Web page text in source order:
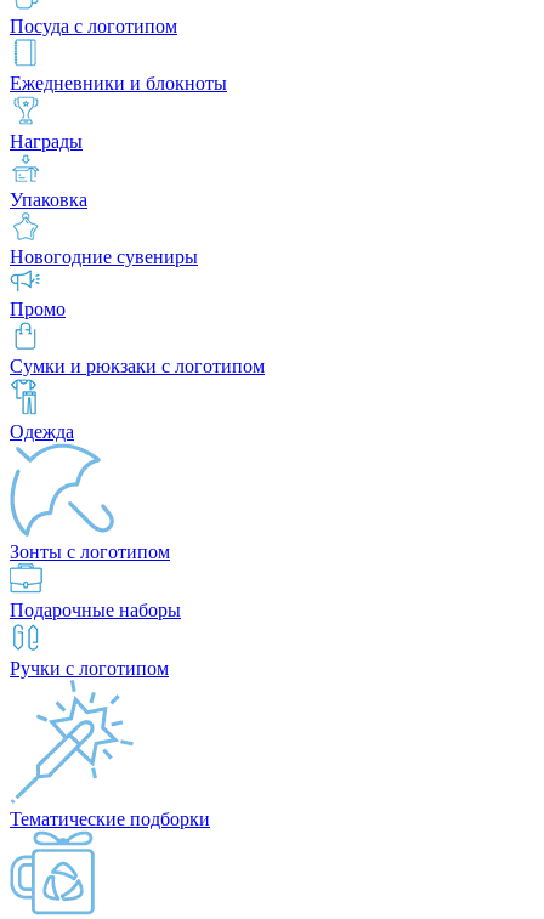
Посуда с логотипом
Ежедневники и блокноты
Награды
Упаковка
Новогодние сувениры
Промо
Сумки и рюкзаки с логотипом
Одежда
Зонты с логотипом
Подарочные наборы
Ручки с логотипом
Тематические подборки